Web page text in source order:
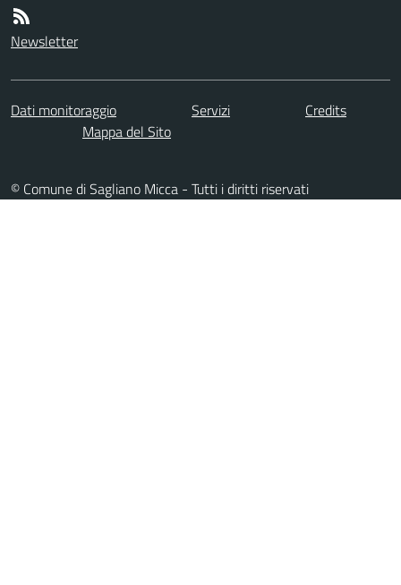
Newsletter
Dati monitoraggio Servizi
Credits
Mappa del Sito
© Comune di Sagliano Micca - Tutti i diritti riservati